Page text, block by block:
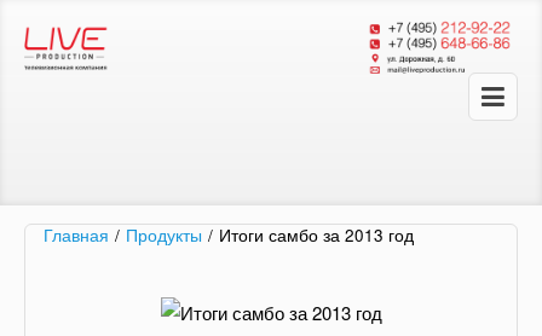
Главная / Продукты / Итоги самбо за 2013 год